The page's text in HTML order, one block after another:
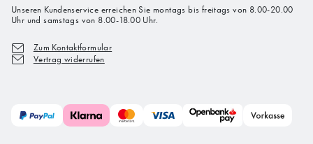
Unseren Kundenservice erreichen Sie montags bis freitags von 8.00-20.00
Uhr und samstags von 8.00-18.00 Uhr.
Zum Kontaktformular
Vertrag widerrufen